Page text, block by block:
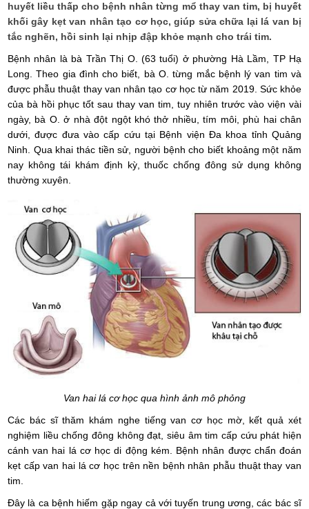
huyết liều thấp cho bệnh nhân từng mổ thay van tim, bị huyết
khối gây kẹt van nhân tạo cơ học, giúp sửa chữa lại lá van bị
tắc nghẽn, hồi sinh lại nhịp đập khỏe mạnh cho trái tim.
Bệnh nhân là bà Trần Thị O. (63 tuổi) ở phường Hà Lầm, TP Hạ
Long. Theo gia đình cho biết, bà O. từng mắc bệnh lý van tim và
được phẫu thuật thay van nhân tạo cơ học từ năm 2019. Sức khỏe
của bà hồi phục tốt sau thay van tim, tuy nhiên trước vào viện vài
ngày, bà O. ở nhà đột ngột khó thở nhiều, tím môi, phù hai chân
dưới, được đưa vào cấp cứu tại Bệnh viện Đa khoa tỉnh Quảng
Ninh. Qua khai thác tiền sử, người bệnh cho biết khoảng một năm
nay không tái khám định kỳ, thuốc chống đông sử dụng không
thường xuyên.
Van hai lá cơ học qua hình ảnh mô phỏng
Các bác sĩ thăm khám nghe tiếng van cơ học mờ, kết quả xét
nghiệm liều chống đông không đạt, siêu âm tim cấp cứu phát hiện
cánh van hai lá cơ học di động kém. Bệnh nhân được chẩn đoán
kẹt cấp van hai lá cơ học trên nền bệnh nhân phẫu thuật thay van
tim.
Đây là ca bệnh hiếm gặp ngay cả với tuyến trung ương, các bác sĩ